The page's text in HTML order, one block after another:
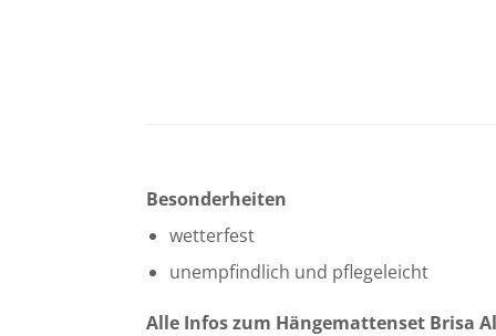
Besonderheiten
wetterfest
unempfindlich und pflegeleicht
Alle Infos zum Hängemattenset Brisa